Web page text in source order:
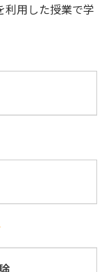
利用した授業で学